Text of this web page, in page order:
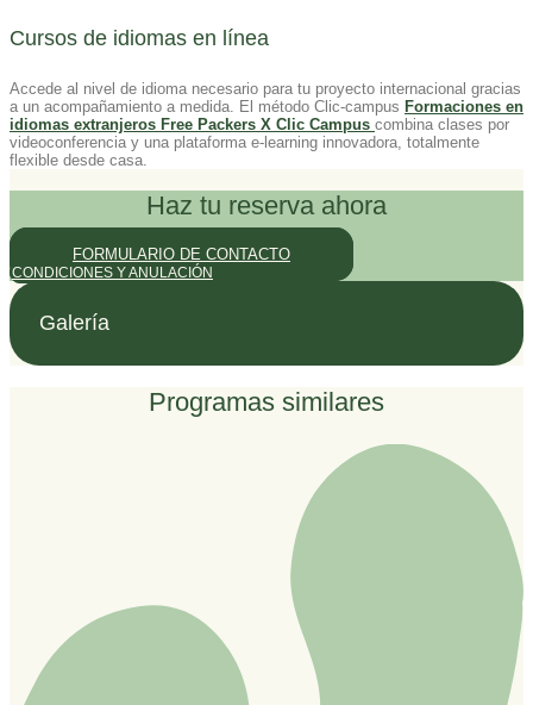
Cursos de idiomas en línea
Accede al nivel de idioma necesario para tu proyecto internacional gracias
a un acompañamiento a medida. El método Clic-campus Formaciones en
idiomas extranjeros Free Packers X Clic Campus combina clases por
videoconferencia y una plataforma e-learning innovadora, totalmente
flexible desde casa.
Haz tu reserva ahora
FORMULARIO DE CONTACTO
CONDICIONES Y ANULACIÓN
Galería
Programas similares